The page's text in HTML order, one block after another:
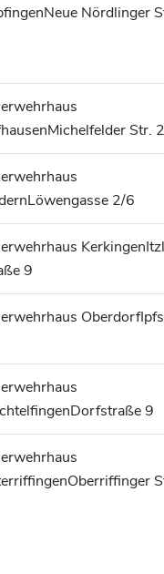
Neue Nördlinger
Michelfelder Str.
Löwengasse 2/6
Kerkingen
9
Oberdorf
Dorfstraße 9
Oberriffinger